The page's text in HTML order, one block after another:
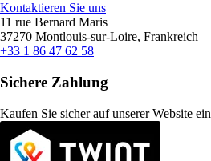
Kontaktieren Sie uns
11 rue Bernard Maris
37270 Montlouis-sur-Loire, Frankreich
+33 1 86 47 62 58
Sichere Zahlung
Kaufen Sie sicher auf unserer Website ein